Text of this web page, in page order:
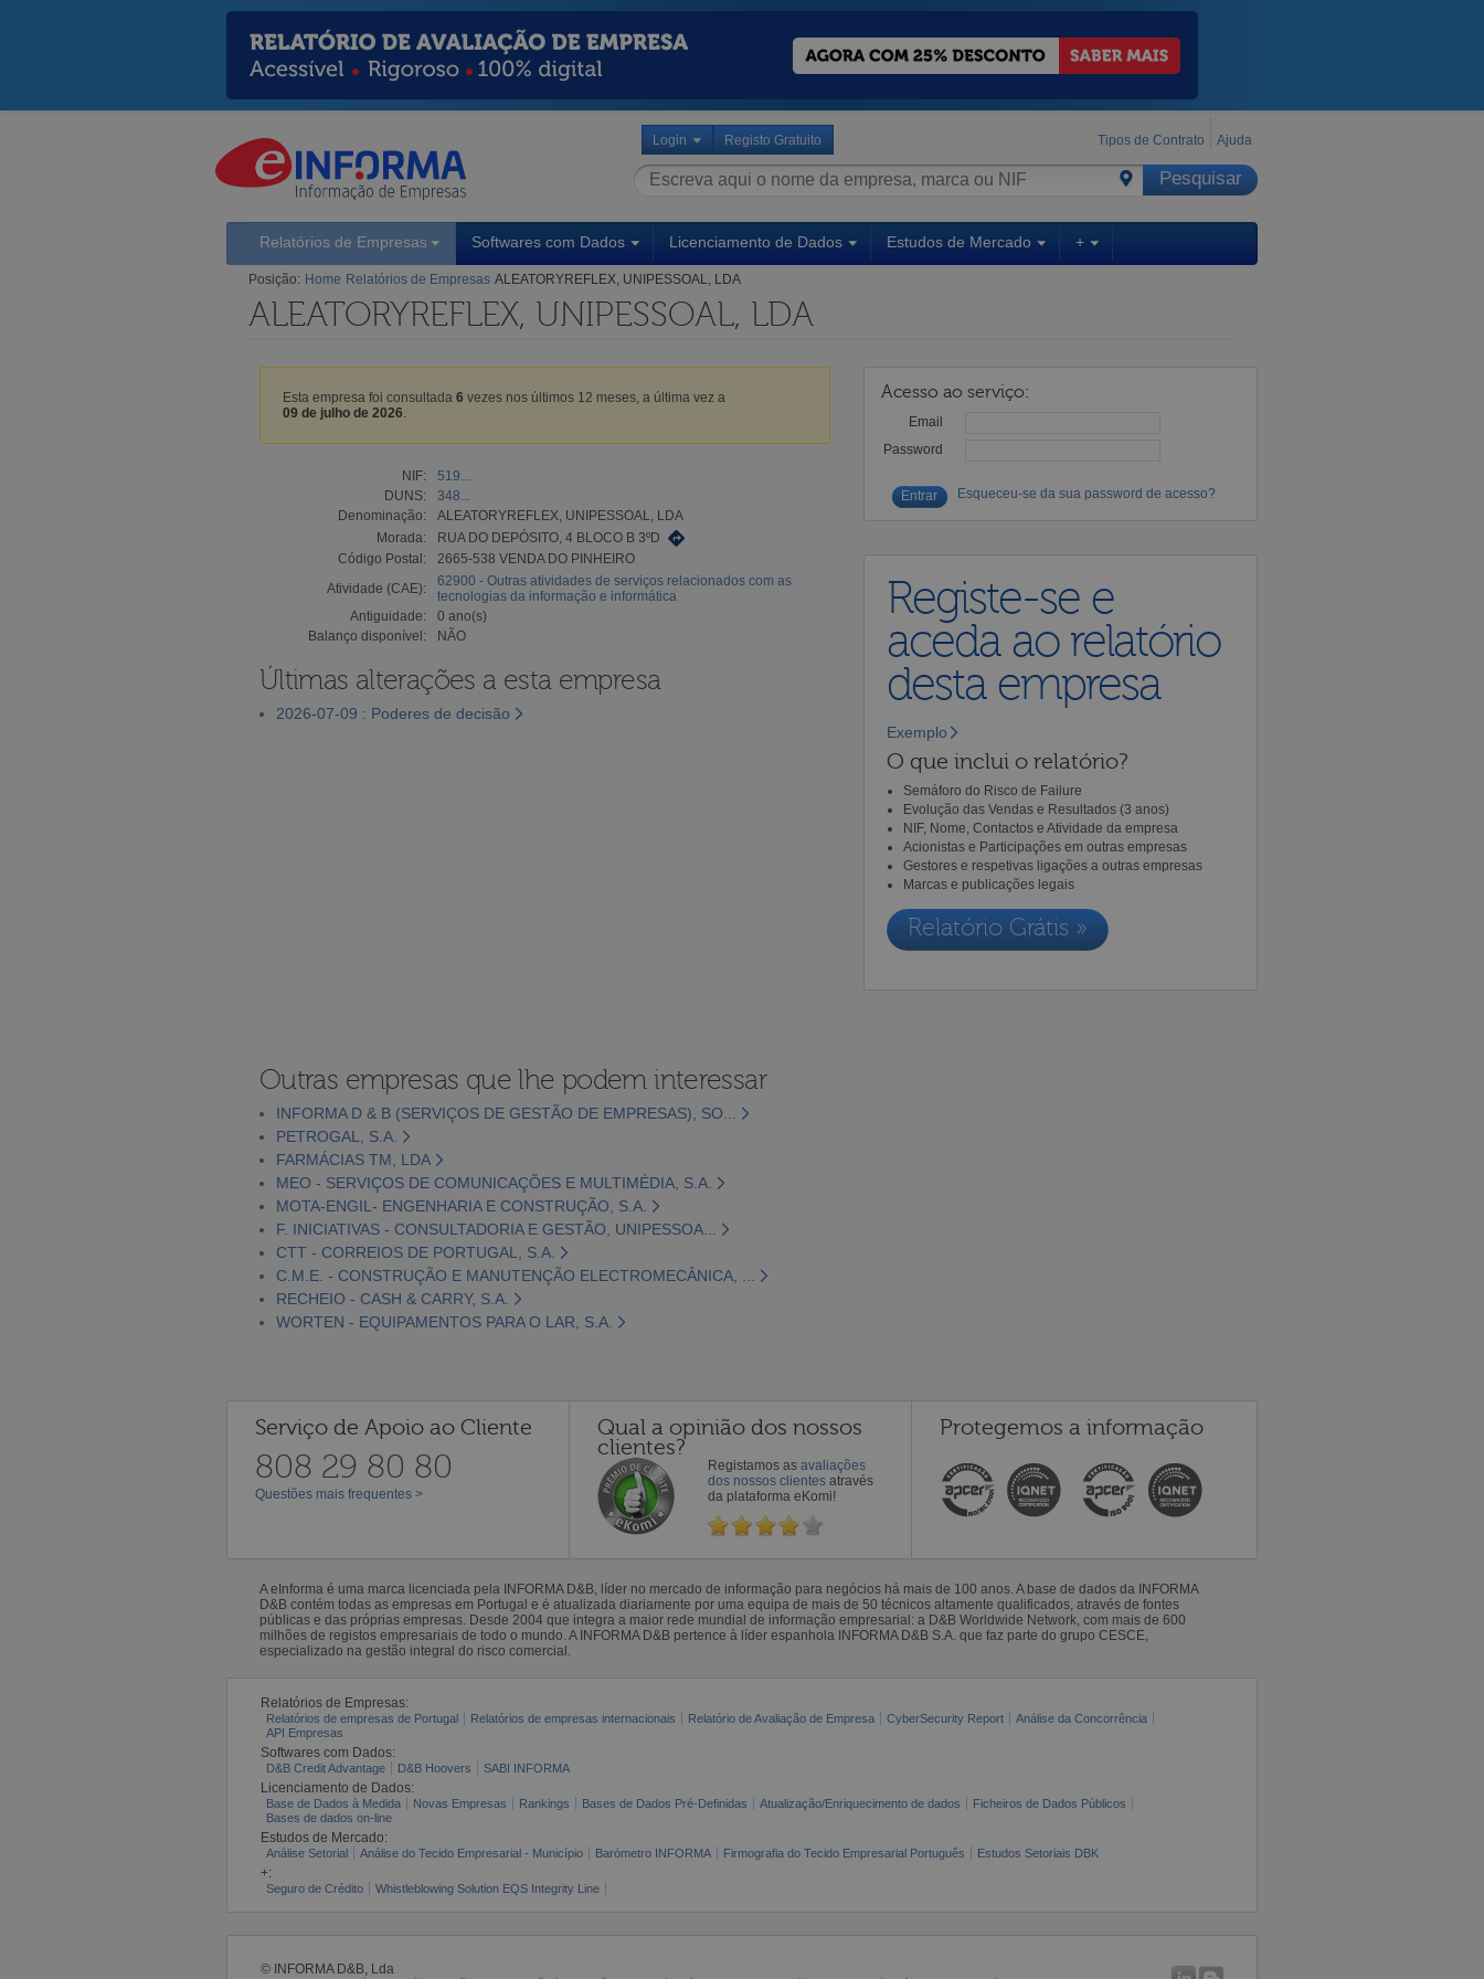
Login Registo Gratuito Tipos de Contrato Ajuda
Relatórios de Empresas Softwares com Dados Licenciamento de Dados Estudos de Mercado +
Posição: Home Relatórios de Empresas ALEATORYREFLEX, UNIPESSOAL, LDA
ALEATORYREFLEX, UNIPESSOAL, LDA
Esta empresa foi consultada 6 vezes nos últimos 12 meses, a última vez a
09 de julho de 2026
NIF:
519...
DUNS:
348...
Denominação:
ALEATORYREFLEX, UNIPESSOAL, LDA
Morada:
RUA DO DEPÓSITO, 4 BLOCO B 3ºD
Código Postal:
2665-538 VENDA DO PINHEIRO
Atividade (CAE):
62900 - Outras atividades de serviços relacionados com as
tecnologias da informação e informática
Antiguidade:
0 ano(s)
Balanço disponível:
NÃO
Últimas alterações a esta empresa
2026-07-09 : Poderes de decisão
Acesso ao serviço:
Email
Password
Esqueceu-se da sua password de acesso?
Registe-se e
aceda ao relatório
desta empresa
Exemplo
O que inclui o relatório?
Semáforo do Risco de Failure
Evolução das Vendas e Resultados (3 anos)
NIF, Nome, Contactos e Atividade da empresa
Acionistas e Participações em outras empresas
Gestores e respetivas ligações a outras empresas
Marcas e publicações legais
Relatório Grátis »
Outras empresas que lhe podem interessar
INFORMA D & B (SERVIÇOS DE GESTÃO DE EMPRESAS), SO...
PETROGAL, S.A.
FARMÁCIAS TM, LDA
MEO - SERVIÇOS DE COMUNICAÇÕES E MULTIMÉDIA, S.A.
MOTA-ENGIL- ENGENHARIA E CONSTRUÇÃO, S.A.
F. INICIATIVAS - CONSULTADORIA E GESTÃO, UNIPESSOA...
CTT - CORREIOS DE PORTUGAL, S.A.
C.M.E. - CONSTRUÇÃO E MANUTENÇÃO ELECTROMECÂNICA, ...
RECHEIO - CASH & CARRY, S.A.
WORTEN - EQUIPAMENTOS PARA O LAR, S.A.
Serviço de Apoio ao Cliente
808 29 80 80
Questões mais frequentes >
Qual a opinião dos nossos
clientes?
Registamos as avaliações
dos nossos clientes através
da plataforma eKomi!
Protegemos a informação
A eInforma é uma marca licenciada pela INFORMA D&B, líder no mercado de informação para negócios há mais de 100 anos. A base de dados da INFORMA
D&B contém todas as empresas em Portugal e é atualizada diariamente por uma equipa de mais de 50 técnicos altamente qualificados, através de fontes
públicas e das próprias empresas. Desde 2004 que integra a maior rede mundial de informação empresarial: a D&B Worldwide Network, com mais de 600
milhões de registos empresariais de todo o mundo. A INFORMA D&B pertence à líder espanhola INFORMA D&B S.A. que faz parte do grupo CESCE,
especializado na gestão integral do risco comercial.
Relatórios de Empresas:
Relatórios de empresas de Portugal Relatórios de empresas internacionais Relatório de Avaliação de Empresa CyberSecurity Report
Análise da Concorrência
API Empresas
Softwares com Dados:
D&B Credit Advantage D&B Hoovers SABI INFORMA
Licenciamento de Dados:
Base de Dados à Medida Novas Empresas Rankings Bases de Dados Pré-Definidas Atualização/Enriquecimento de dados
Ficheiros de Dados Públicos
Bases de dados on-line
Estudos de Mercado:
Análise Setorial Análise do Tecido Empresarial - Município Barómetro INFORMA Firmografia do Tecido Empresarial Português Estudos Setoriais DBK
+:
Seguro de Crédito Whistleblowing Solution EQS Integrity Line
© INFORMA D&B, Lda